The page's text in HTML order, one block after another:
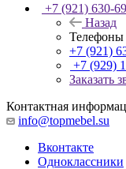
+7 (921) 630-
Назад
Телефоны
+7 (921)
+7 (929)
Заказать
Контактная
info@topmebel.su
Вконтакте
Одноклассники